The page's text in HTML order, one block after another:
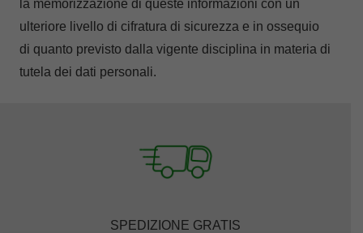
la memorizzazione di queste informazioni con un
ulteriore livello di cifratura di sicurezza e in ossequio
di quanto previsto dalla vigente disciplina in materia di
tutela dei dati personali.
SPEDIZIONE GRATIS